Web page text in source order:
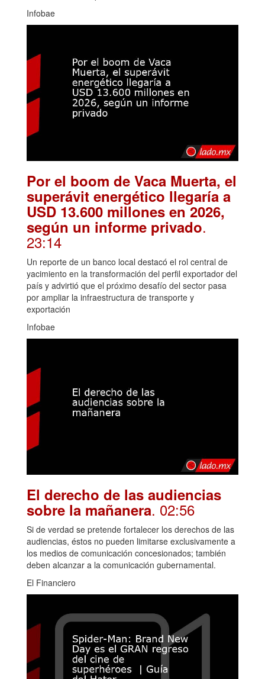
Infobae
Por el boom de Vaca Muerta, el
superávit energético llegaría a
USD 13.600 millones en 2026,
según un informe privado.
23:14
Un reporte de un banco local destacó el rol central de
yacimiento en la transformación del perfil exportador del
país y advirtió que el próximo desafío del sector pasa
por ampliar la infraestructura de transporte y
exportación
Infobae
El derecho de las audiencias
sobre la mañanera. 02:56
Si de verdad se pretende fortalecer los derechos de las
audiencias, éstos no pueden limitarse exclusivamente a
los medios de comunicación concesionados; también
deben alcanzar a la comunicación gubernamental.
El Financiero